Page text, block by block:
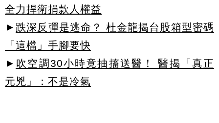
全力捍衛捐款人權益
► 跌深反彈是逃命？ 杜金龍揭台股箱型密碼
「這檔」手腳要快
► 吹空調30小時竟抽搐送醫！ 醫揭「真正
元兇」：不是冷氣